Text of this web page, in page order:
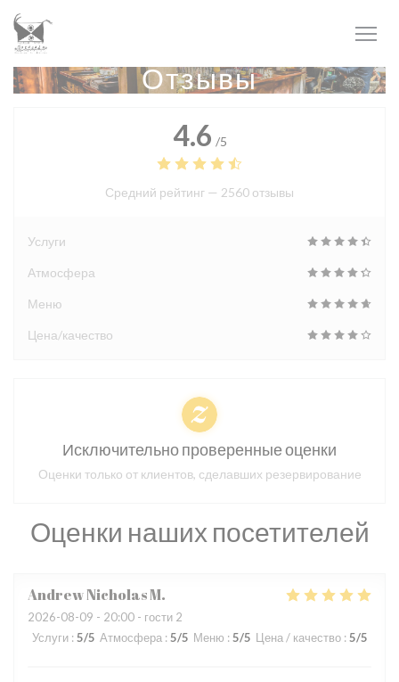
Панель управления cookies
Отзывы
Оценки наших посетителей
Andrew NicholasM
2026-08-09 - 20:00 - гости 2
Услуги : 5/5 Атмосфера : 5/5 Меню : 5/5 Цена / качество : 5/5
4.6 /5
Средний рейтинг — 2560 отзывы
Услуги
Атмосфера
Меню
Цена/качество
Исключительно проверенные оценки
Оценки только от клиентов, сделавших резервирование